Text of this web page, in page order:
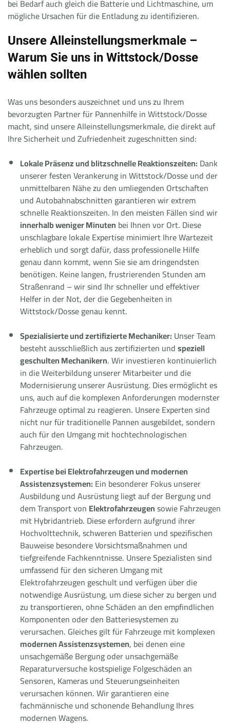
bei Bedarf auch gleich die Batterie und Lichtmaschine, um
mögliche Ursachen für die Entladung zu identifizieren.
Unsere Alleinstellungsmerkmale –
Warum Sie uns in Wittstock/Dosse
wählen sollten
Was uns besonders auszeichnet und uns zu Ihrem
bevorzugten Partner für Pannenhilfe in Wittstock/Dosse
macht, sind unsere Alleinstellungsmerkmale, die direkt auf
Ihre Sicherheit und Zufriedenheit zugeschnitten sind:
Lokale Präsenz und blitzschnelle Reaktionszeiten: Dank
unserer festen Verankerung in Wittstock/Dosse und der
unmittelbaren Nähe zu den umliegenden Ortschaften
und Autobahnabschnitten garantieren wir extrem
schnelle Reaktionszeiten. In den meisten Fällen sind wir
innerhalb weniger Minuten bei Ihnen vor Ort. Diese
unschlagbare lokale Expertise minimiert Ihre Wartezeit
erheblich und sorgt dafür, dass professionelle Hilfe
genau dann kommt, wenn Sie sie am dringendsten
benötigen. Keine langen, frustrierenden Stunden am
Straßenrand – wir sind Ihr schneller und effektiver
Helfer in der Not, der die Gegebenheiten in
Wittstock/Dosse genau kennt.
Spezialisierte und zertifizierte Mechaniker: Unser Team
besteht ausschließlich aus zertifizierten undspeziell
geschulten Mechanikern. Wir investieren kontinuierlich
in die Weiterbildung unserer Mitarbeiter und die
Modernisierung unserer Ausrüstung. Dies ermöglicht es
uns, auch auf die komplexen Anforderungen modernster
Fahrzeuge optimal zu reagieren. Unsere Experten sind
nicht nur für traditionelle Pannen ausgebildet, sondern
auch für den Umgang mit hochtechnologischen
Fahrzeugen.
Expertise bei Elektrofahrzeugen und modernen
Assistenzsystemen: Ein besonderer Fokus unserer
Ausbildung und Ausrüstung liegt auf der Bergung und
dem Transport von Elektrofahrzeugensowie Fahrzeugen
mit Hybridantrieb. Diese erfordern aufgrund ihrer
Hochvolttechnik, schweren Batterien und spezifischen
Bauweise besondere Vorsichtsmaßnahmen und
tiefgreifende Fachkenntnisse. Unsere Spezialisten sind
umfassend für den sicheren Umgang mit
Elektrofahrzeugen geschult und verfügen über die
notwendige Ausrüstung, um diese sicher zu bergen und
zu transportieren, ohne Schäden an den empfindlichen
Komponenten oder den Batteriesystemen zu
verursachen. Gleiches gilt für Fahrzeuge mit komplexen
modernen Assistenzsystemen, bei denen eine
unsachgemäße Bergung oder unsachgemäße
Reparaturversuche kostspielige Folgeschäden an
Sensoren, Kameras und Steuerungseinheiten
verursachen können. Wir garantieren eine
fachmännische und schonende Behandlung Ihres
modernen Wagens.